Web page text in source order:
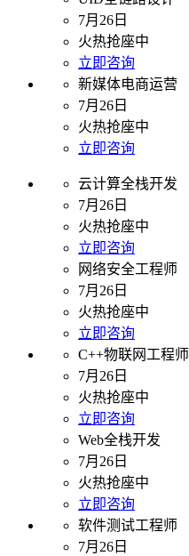
7月26日
火热抢座中
立即咨询
新媒体电商运营
7月26日
火热抢座中
立即咨询
云计算全栈开发
7月26日
火热抢座中
立即咨询
网络安全工程师
7月26日
火热抢座中
立即咨询
C++物联网工程师
7月26日
火热抢座中
立即咨询
Web全栈开发
7月26日
火热抢座中
立即咨询
软件测试工程师
7月26日